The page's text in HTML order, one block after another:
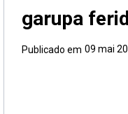
garupa
Publicado em 09 mai